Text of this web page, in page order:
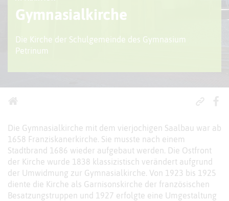
Gymnasialkirche
Die Kirche der Schulgemeinde des Gymnasium
Petrinum
Die Gymnasialkirche mit dem vierjochigen Saalbau war ab
1658 Franziskanerkirche. Sie musste nach einem
Stadtbrand 1686 wieder aufgebaut werden. Die Ostfront
der Kirche wurde 1838 klassizistisch verändert aufgrund
der Umwidmung zur Gymnasialkirche. Von 1923 bis 1925
diente die Kirche als Garnisonskirche der französischen
Besatzungstruppen und 1927 erfolgte eine Umgestaltung